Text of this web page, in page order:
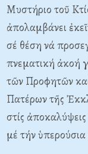
Μυστήριο τοῦ
ἀπολαμβάνει
σέ θέση νά
πνεματική ἀκοή
τῶν Προφητῶν
Πατέρων τῆς
στίς
μέ τήν